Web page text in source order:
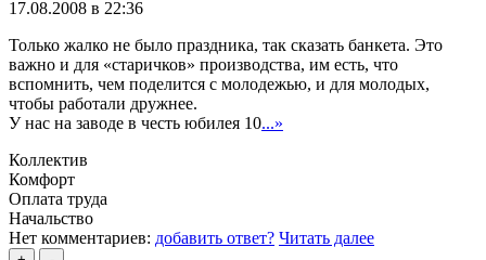
17.08.2008 в 22:36
Только жалко не было праздника, так сказать банкета. Это
важно и для «старичков» производства, им есть, что
вспомнить, чем поделится с молодежью, и для молодых,
чтобы работали дружнее.
У нас на заводе в честь юбилея 10...»
Коллектив
Комфорт
Оплата труда
Начальство
Нет комментариев: добавить ответ? Читать далее